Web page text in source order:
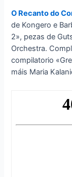
O Recanto do
de Kongero e
2», pezas de
Orchestra.
compilatorio
máis Maria